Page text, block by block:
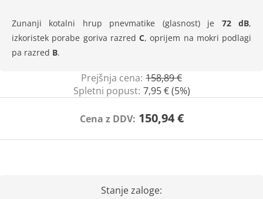
Zunanji kotalni hrup pnevmatike (glasnost) je 72 dB,
izkoristek porabe goriva razred C, oprijem na mokri podlagi
pa razred B.
Prejšnja cena: 158,89 €
Spletni popust: 7,95 € (5%)
Cena z DDV: 150,94 €
Stanje zaloge: